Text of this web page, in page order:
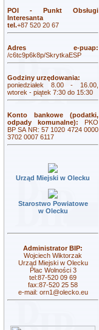
POI - Punkt Obsługi
Interesanta
tel.+87 520 20 67
Adres e-puap:
/c6tc9p6k8p/SkrytkaESP
Godziny urzędowania:
poniedziałek 8.00 - 16.00,
wtorek - piątek 7:30 do 15:30
Konto bankowe (podatki,
odpady komunalne): PKO
BP SA NR: 57 1020 4724 0000
3702 0007 6117
Urząd Miejski w Olecku
Starostwo Powiatowe
w Olecku
Administrator BIP:
Wojciech Wiktorzak
Urząd Miejski w Olecku
Plac Wolności 3
tel:87-520 09 69
fax:87-520 25 58
e-mail: orn1@olecko.eu